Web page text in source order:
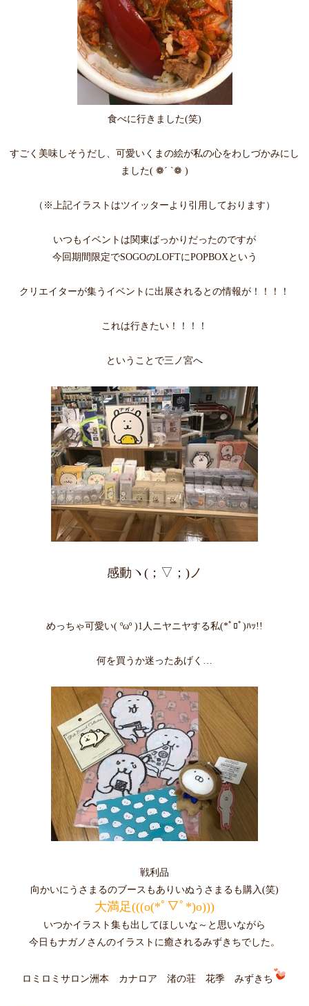
食べに行きました(笑)
すごく美味しそうだし、可愛いくまの絵が私の心をわしづかみにし
ました( ❁´ `❁ )
（※上記イラストはツイッターより引用しております）
いつもイベントは関東ばっかりだったのですが
今回期間限定でSOGOのLOFTにPOPBOXという
クリエイターが集うイベントに出展されるとの情報が！！！！
これは行きたい！！！！
ということで三ノ宮へ
感動ヽ(；▽；)ノ
めっちゃ可愛い( ºωº )1人ニヤニヤする私(*ﾟﾛﾟ)ﾊｯ!!
何を買うか迷ったあげく…
戦利品
向かいにうさまるのブースもありいぬうさまるも購入(笑)
大満足(((o(*ﾟ▽ﾟ*)o)))
いつかイラスト集も出してほしいな～と思いながら
今日もナガノさんのイラストに癒されるみずきちでした。
ロミロミサロン洲本 カナロア 渚の荘 花季 みずきち